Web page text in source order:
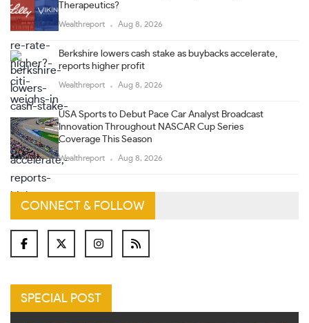
Therapeutics?
Wealthreport Aug 8, 2026
Berkshire lowers cash stake as buybacks accelerate,
reports higher profit
Wealthreport Aug 8, 2026
USA Sports to Debut Pace Car Analyst Broadcast
Innovation Throughout NASCAR Cup Series
Coverage This Season
Wealthreport Aug 8, 2026
CONNECT & FOLLOW
SPECIAL POST